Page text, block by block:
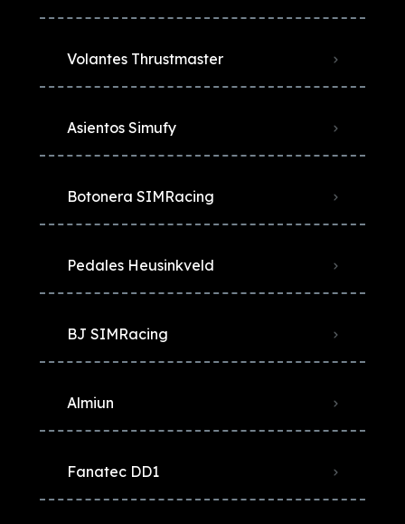
Volantes Thrustmaster
Asientos Simufy
Botonera SIMRacing
Pedales Heusinkveld
BJ SIMRacing
Almiun
Fanatec DD1